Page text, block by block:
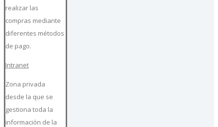
realizar las
compras mediante
diferentes métodos
de pago.
Intranet
Zona privada
desde la que se
gestiona toda la
información de la